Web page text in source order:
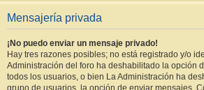
Mensajería privada
¡No puedo enviar un mensaje privado!
Hay tres razones posibles; no está registrado y/o
Administración del foro ha deshabilitado la opción
todos los usuarios, o bien La Administración ha
grupo de usuarios, la opción de enviar mensajes.